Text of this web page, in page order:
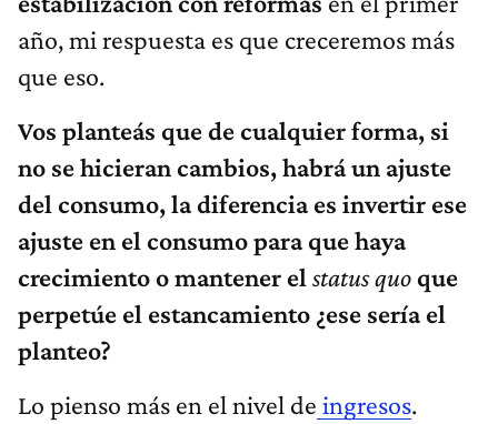
año, mi respuesta es que creceremos más
que eso.
Vos planteás que de cualquier forma, si
no se hicieran cambios, habrá un ajuste
del consumo, la diferencia es invertir ese
ajuste en el consumo para que haya
crecimiento o mantener el status quo que
perpetúe el estancamiento ¿ese sería el
planteo?
Lo pienso más en el nivel de ingresos.